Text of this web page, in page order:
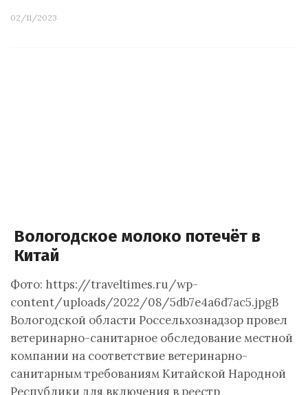
02/11/2023
Вологодское молоко потечёт в
Китай
Фото: https://traveltimes.ru/wp-
content/uploads/2022/08/5db7e4a6d7ac5.jpgВ
Вологодской области Россельхознадзор провел
ветеринарно-санитарное обследование местной
компании на соответствие ветеринарно-
санитарным требованиям Китайской Народной
Республики для включения в реестр